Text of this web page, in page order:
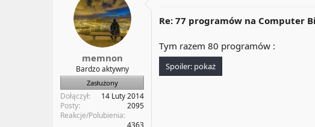
memnon
Bardzo aktywny
Zasłużony
Dołączył
14 Luty 2014
Posty
2095
Reakcje/Polubienia
4363
Re: 77 programów na Computer
Tym razem 80 programów :
Spoiler: pokaż